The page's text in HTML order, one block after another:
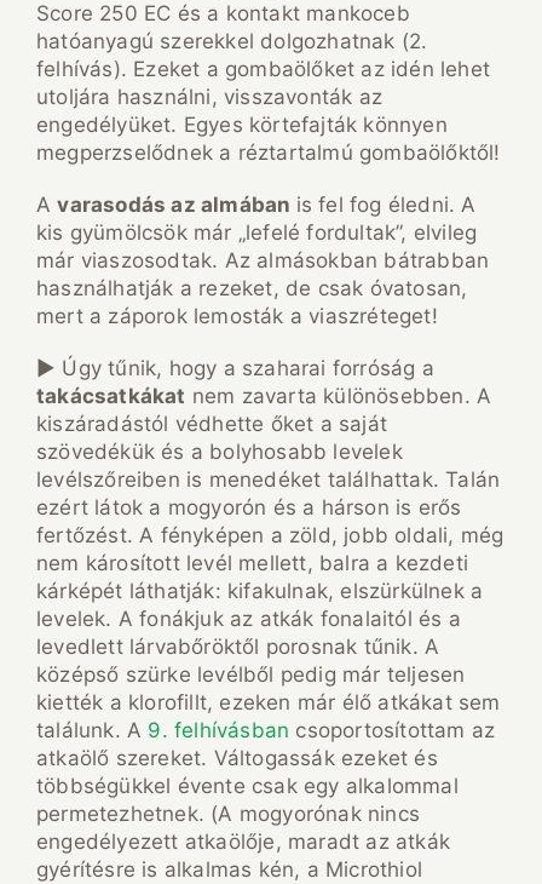
Score 250 EC és a kontakt mankoceb
hatóanyagú szerekkel dolgozhatnak (2.
felhívás). Ezeket a gombaölőket az idén lehet
utoljára használni, visszavonták az
engedélyüket. Egyes körtefajták könnyen
megperzselődnek a réztartalmú gombaölőktől!
Avarasodás az almában is fel fog éledni. A
kis gyümölcsök már „lefelé fordultak”, elvileg
már viaszosodtak. Az almásokban bátrabban
használhatják a rezeket, de csak óvatosan,
mert a záporok lemosták a viaszréteget!
► Úgy tűnik, hogy a szaharai forróság a
takácsatkákat nem zavarta különösebben. A
kiszáradástól védhette őket a saját
szövedékük és a bolyhosabb levelek
levélszőreiben is menedéket találhattak. Talán
ezért látok a mogyorón és a hárson is erős
fertőzést. A fényképen a zöld, jobb oldali, még
nem károsított levél mellett, balra a kezdeti
kárképét láthatják: kifakulnak, elszürkülnek a
levelek. A fonákjuk az atkák fonalaitól és a
levedlett lárvabőröktől porosnak tűnik. A
középső szürke levélből pedig már teljesen
kiették a klorofillt, ezeken már élő atkákat sem
találunk. A 9. felhívásban csoportosítottam az
atkaölő szereket. Váltogassák ezeket és
többségükkel évente csak egy alkalommal
permetezhetnek. (A mogyorónak nincs
engedélyezett atkaölője, maradt az atkák
gyérítésre is alkalmas kén, a Microthiol